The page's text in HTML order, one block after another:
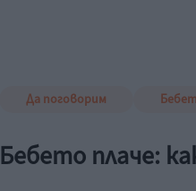
Да поговорим
Бебето плаче: